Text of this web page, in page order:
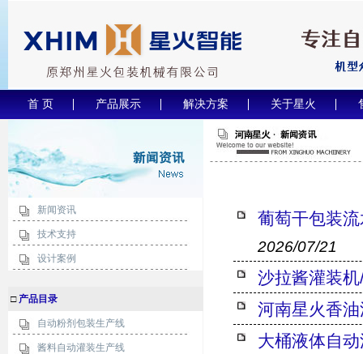
首 页 产品展示 解决方案 关于星火
新闻资讯
技术支持
设计案例
□ 产品目录
自动粉剂包装生产线
酱料自动灌装生产线
葡萄干包装
2026/07/21
沙拉酱灌装
河南星火香
大桶液体自